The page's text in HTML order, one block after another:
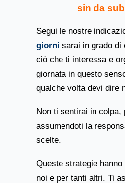
sin da
Segui le nostre
giorni sarai in grado di
ciò che ti interessa e
giornata in questo
qualche volta devi dire
Non ti sentirai in colpa,
assumendoti la
scelte.
Queste strategie hanno
noi e per tanti altri. Ti